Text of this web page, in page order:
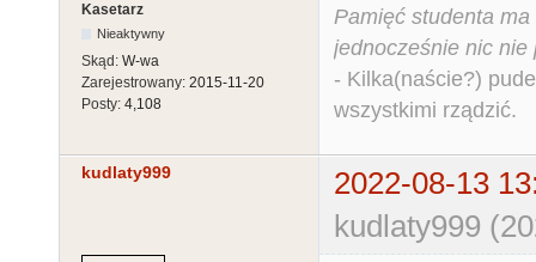
Kasetarz
Nieaktywny
Skąd: W-wa
Zarejestrowany: 2015-11-20
Posty: 4,108
Pamięć studenta
jednocześnie nic nie
- Kilka(naście?)
wszystkimi rządzić.
kudlaty999
2022-08-13
kudlaty999